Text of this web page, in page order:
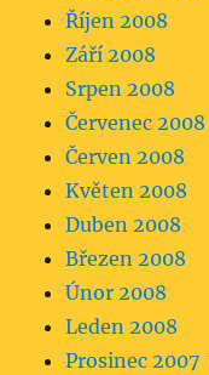
Říjen 2008
Září 2008
Srpen 2008
Červenec 2008
Červen 2008
Květen 2008
Duben 2008
Březen 2008
Únor 2008
Leden 2008
Prosinec 2007